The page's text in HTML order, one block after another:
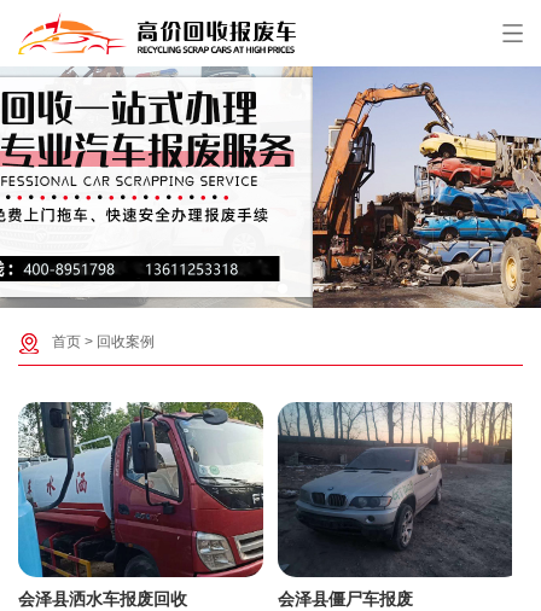
首页 > 回收案例
会泽县洒水车报废回收 会泽县僵尸车报废